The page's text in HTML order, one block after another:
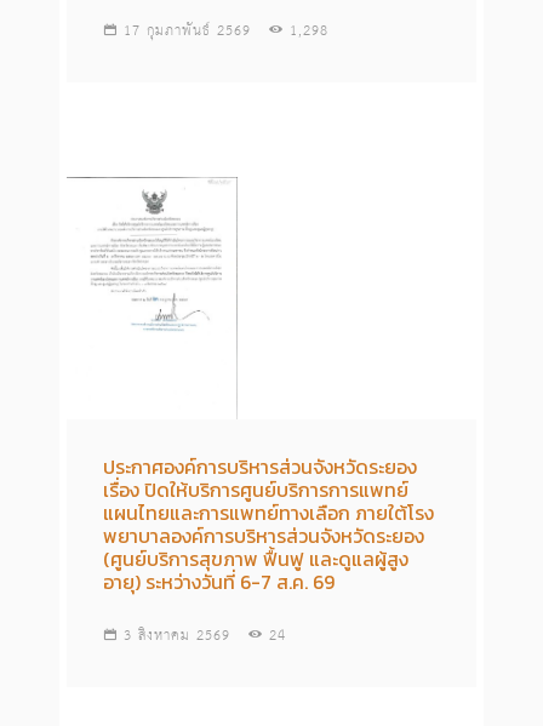
17 กุมภาพันธ์ 2569 1,298
ประกาศองค์การบริหารส่วนจังหวัดระยอง
เรื่อง ปิดให้บริการศูนย์บริการการแพทย์
แผนไทยและการแพทย์ทางเลือก ภายใต้โรง
พยาบาลองค์การบริหารส่วนจังหวัดระยอง
(ศูนย์บริการสุขภาพ ฟื้นฟู และดูแลผู้สูง
อายุ) ระหว่างวันที่ 6-7 ส.ค. 69
3 สิงหาคม 2569 24